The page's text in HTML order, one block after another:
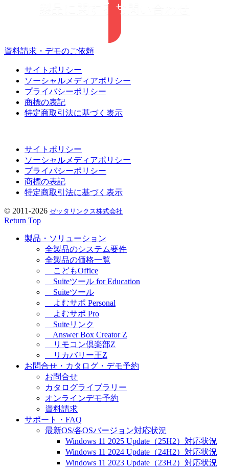
製品に関するお問い合わせ
資料請求・デモのご依頼
サイトポリシー
ソーシャルメディアポリシー
プライバシーポリシー
商標の表記
特定商取引法に基づく表示
サイトポリシー
ソーシャルメディアポリシー
プライバシーポリシー
商標の表記
特定商取引法に基づく表示
© 2011-2026 ゼッタリンクス株式会社
Return Top
製品・ソリューション
全製品のシステム要件
全製品の価格一覧
こどもOffice
Suiteツール for Education
Suiteツール
よむサポ Personal
よむサポ Pro
Suiteリンク
Answer Box Creator Z
リモコン倶楽部Z
リカバリー王Z
お問合せ・カタログ・デモ予約
お問合せ
カタログライブラリー
オンラインデモ予約
資料請求
サポート・FAQ
最新OS/各OSバージョン対応状況
Windows 11 2025 Update（25H2）対応状況
Windows 11 2024 Update（24H2）対応状況
Windows 11 2023 Update（23H2）対応状況